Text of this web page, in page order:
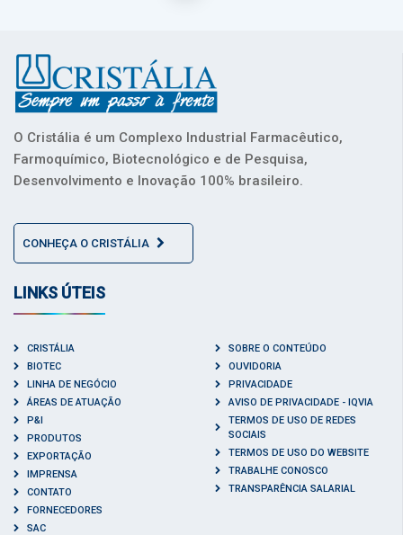
O Cristália é um Complexo Industrial Farmacêutico,
Farmoquímico, Biotecnológico e de Pesquisa,
Desenvolvimento e Inovação 100% brasileiro.
CONHEÇA O CRISTÁLIA
LINKS ÚTEIS
CRISTÁLIA
BIOTEC
LINHA DE NEGÓCIO
ÁREAS DE ATUAÇÃO
P&I
PRODUTOS
EXPORTAÇÃO
IMPRENSA
CONTATO
FORNECEDORES
SAC
SOBRE O CONTEÚDO
OUVIDORIA
PRIVACIDADE
AVISO DE PRIVACIDADE - IQVIA
TERMOS DE USO DE REDES
SOCIAIS
TERMOS DE USO DO WEBSITE
TRABALHE CONOSCO
TRANSPARÊNCIA SALARIAL